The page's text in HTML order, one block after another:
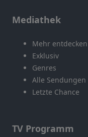
Mediathek
Mehr entdecken
Exklusiv
Genres
Alle Sendungen
Letzte Chance
TV Programm